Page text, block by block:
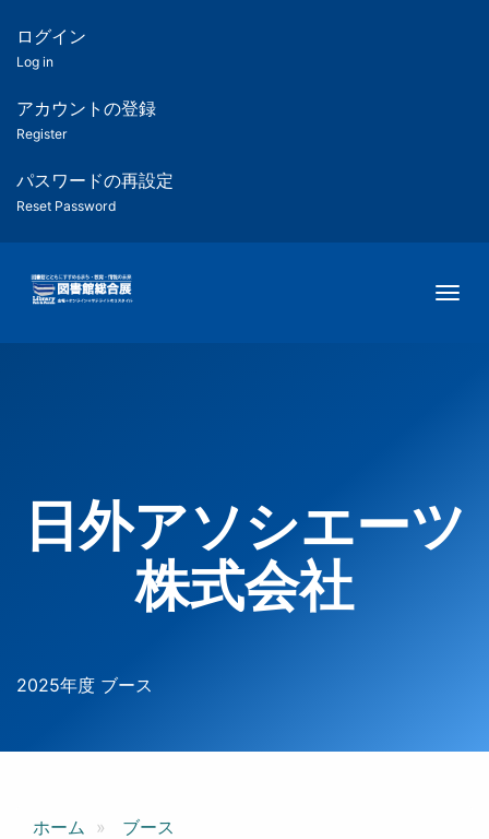
ツ
匿
名
ユ
ー
ー
用
メ
ログイン
Log in
アカウントの登録
Register
パスワードの再設定
Reset Password
日外アソシエーツ
株式会社
2025年度 ブース
ホーム ブース